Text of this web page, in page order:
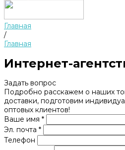
Главная
/
Главная
Интернет-
Задать вопрос
Подробно расскажем о наших
доставки, подготовим
оптовых клиентов!
Ваше имя *
Эл. почта *
Телефон